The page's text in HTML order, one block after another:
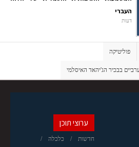
העברי
דעות
פוליטיקה
בבכיר הג'יהאד האיסלמי
ערוצי תוכן
חדשות כלכלה